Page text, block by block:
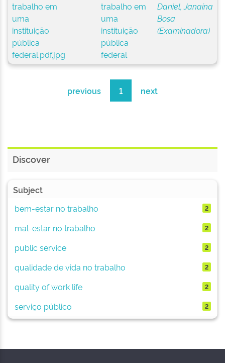
trabalho em
uma
instituição
pública
federal
Daniel, Janaína
Bosa
(Examinadora)
previous 1 next
Discover
Subject
bem-estar no trabalho
2
mal-estar no trabalho 2
public service 2
qualidade de vida no trabalho 2
quality of work life 2
serviço público 2